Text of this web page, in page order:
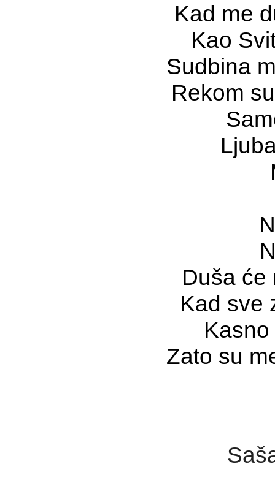
Kad me
Kao S
Sudbina
Rekom
Dušaće
Kad sve
Zato su